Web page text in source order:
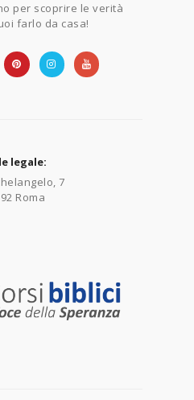
per scoprire le verità
farlo da casa!
legale:
7
Roma